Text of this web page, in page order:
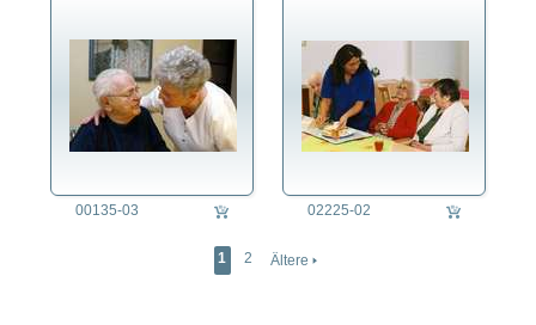
00135-03 02225-02
1 2 Ältere 🢒